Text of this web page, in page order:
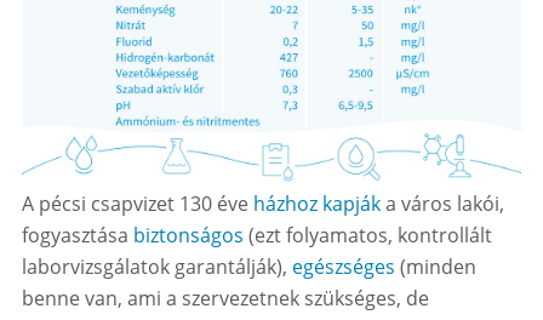
A pécsi csapvizet 130 éve házhoz kapjáka város lakói,
fogyasztása biztonságos (ezt folyamatos, kontrollált
laborvizsgálatok garantálják), egészséges (minden
benne van, ami a szervezetnek szükséges, de